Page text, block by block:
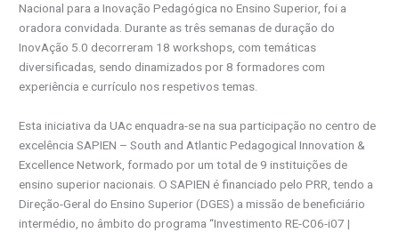
Nacional para a Inovação Pedagógica no Ensino Superior, foi a
oradora convidada. Durante as três semanas de duração do
InovAção 5.0 decorreram 18 workshops, com temáticas
diversificadas, sendo dinamizados por 8 formadores com
experiência e currículo nos respetivos temas.
Esta iniciativa da UAc enquadra-se na sua participação no centro de
excelência SAPIEN – South and Atlantic Pedagogical Innovation &
Excellence Network, formado por um total de 9 instituições de
ensino superior nacionais. O SAPIEN é financiado pelo PRR, tendo a
Direção-Geral do Ensino Superior (DGES) a missão de beneficiário
intermédio, no âmbito do programa “Investimento RE-C06-i07 |